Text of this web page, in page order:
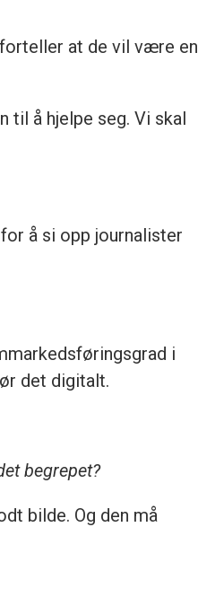
at de vil være en
til å hjelpe seg. Vi skal
å si opp journalister
i
det digitalt.
begrepet?
bilde. Og den må